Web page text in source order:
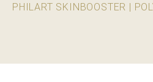
PHILART SKINBOOSTER |